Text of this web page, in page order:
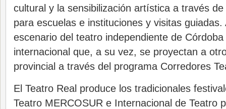
cultural y la sensibilización artística a través
para escuelas e instituciones y visitas guiadas.
escenario del teatro independiente de
internacional que, a su vez, se proyectan a
provincial a través del programa Corredores
El Teatro Real produce los tradicionales
Teatro MERCOSUR e Internacional de Teatro